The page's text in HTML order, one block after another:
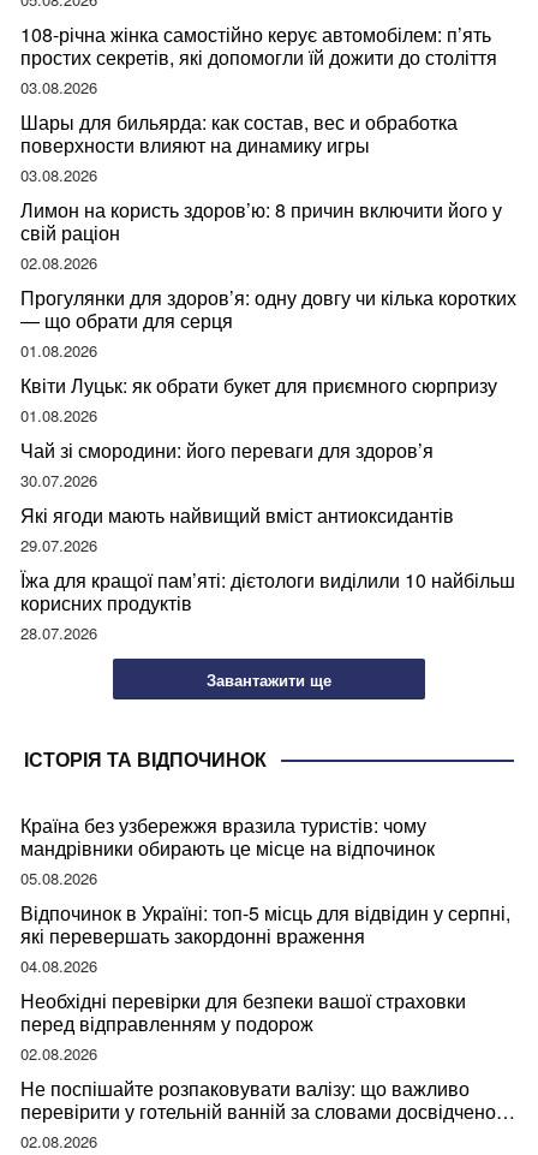
108-річна жінка самостійно керує автомобілем: п’ять
простих секретів, які допомогли їй дожити до століття
03.08.2026
Шары для бильярда: как состав, вес и обработка
поверхности влияют на динамику игры
03.08.2026
Лимон на користь здоров’ю: 8 причин включити його у
свій раціон
02.08.2026
Прогулянки для здоров’я: одну довгу чи кілька коротких
— що обрати для серця
01.08.2026
Квіти Луцьк: як обрати букет для приємного сюрпризу
01.08.2026
Чай зі смородини: його переваги для здоров’я
30.07.2026
Які ягоди мають найвищий вміст антиоксидантів
29.07.2026
Їжа для кращої пам’яті: дієтологи виділили 10 найбільш
корисних продуктів
28.07.2026
Завантажити ще
ІСТОРІЯ ТА ВІДПОЧИНОК
Країна без узбережжя вразила туристів: чому
мандрівники обирають це місце на відпочинок
05.08.2026
Відпочинок в Україні: топ-5 місць для відвідин у серпні,
які перевершать закордонні враження
04.08.2026
Необхідні перевірки для безпеки вашої страховки
перед відправленням у подорож
02.08.2026
Не поспішайте розпаковувати валізу: що важливо
перевірити у готельній ванній за словами досвідченої
мандрівниці
02.08.2026